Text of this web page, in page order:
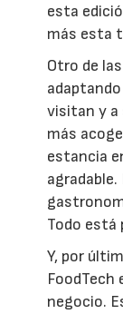
esta
más esta
Otro de
visitan y a
más
estancia
Todo está
Y, por
FoodTech
negocio.